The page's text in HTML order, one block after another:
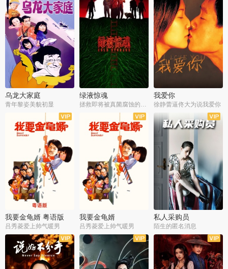
乌龙大家庭
青年黎姿美貌初显
绿液惊魂
拯救即将被真菌腐蚀的世界
我爱你
徐静蕾逼佟大为说我爱你
我要金龟婿 粤语版
吕秀菱爱上帅气暖男
我要金龟婿
吕秀菱爱上帅气暖男
私人采购员
陌生的匿名消息